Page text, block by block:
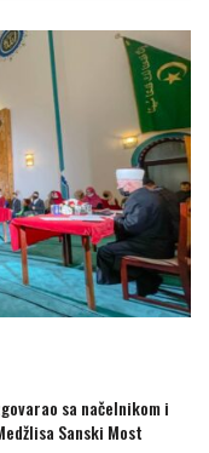
sa načelnikom i
Sanski Most